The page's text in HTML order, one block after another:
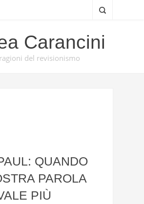
Carancini
del revisionismo
QUANDO
PAROLA
PIÙ